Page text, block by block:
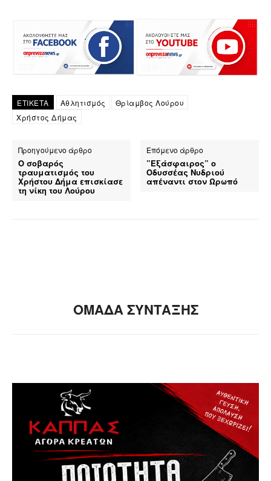
ΕΤΙΚΕΤΑ Αθλητισμός
Θρίαμβος Λούρου
Χρήστος Δήμας
Προηγούμενο άρθρο
Ο σοβαρός
τραυματισμός του
Χρήστου Δήμα επισκίασε
τη νίκη του Λούρου
Επόμενο άρθρο
”Εξάσφαιρος” ο
Οδυσσέας Νυδριού
απέναντι στον Ωρωπό
ΟΜΑΔΑ ΣΥΝΤΑΞΗΣ